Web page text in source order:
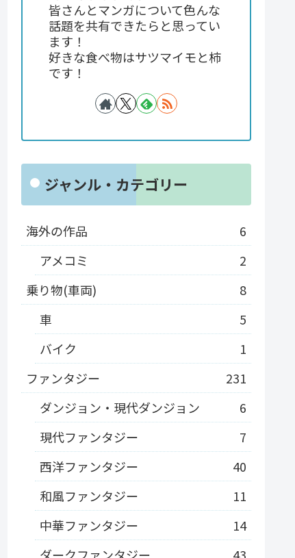
皆さんとマンガについて色んな
話題を共有できたらと思ってい
ます！
好きな食べ物はサツマイモと柿
です！
ジャンル・カテゴリー
海外の作品
6
アメコミ
2
乗り物(車両)
8
車
5
バイク
1
ファンタジー
231
ダンジョン・現代ダンジョン
6
現代ファンタジー
7
西洋ファンタジー
40
和風ファンタジー
11
中華ファンタジー
14
ダークファンタジー
43